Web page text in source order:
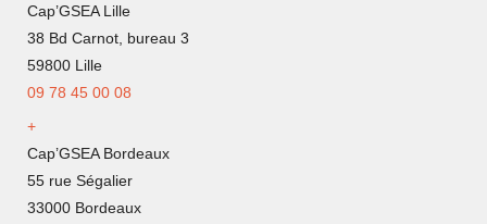
Cap’GSEA Lille
38 Bd Carnot, bureau 3
59800 Lille
09 78 45 00 08
+
Cap’GSEA Bordeaux
55 rue Ségalier
33000 Bordeaux